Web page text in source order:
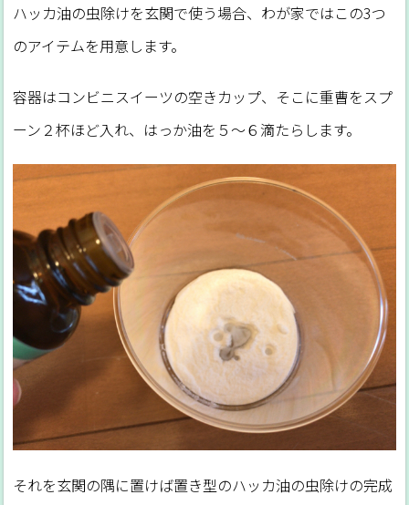
ハッカ油の虫除けを玄関で使う場合、わが家ではこの3つ
のアイテムを用意します。
容器はコンビニスイーツの空きカップ、そこに重曹をスプ
ーン２杯ほど入れ、はっか油を５～６滴たらします。
それを玄関の隅に置けば置き型のハッカ油の虫除けの完成